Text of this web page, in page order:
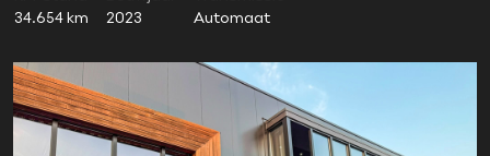
34.654 km
2023
Automaat